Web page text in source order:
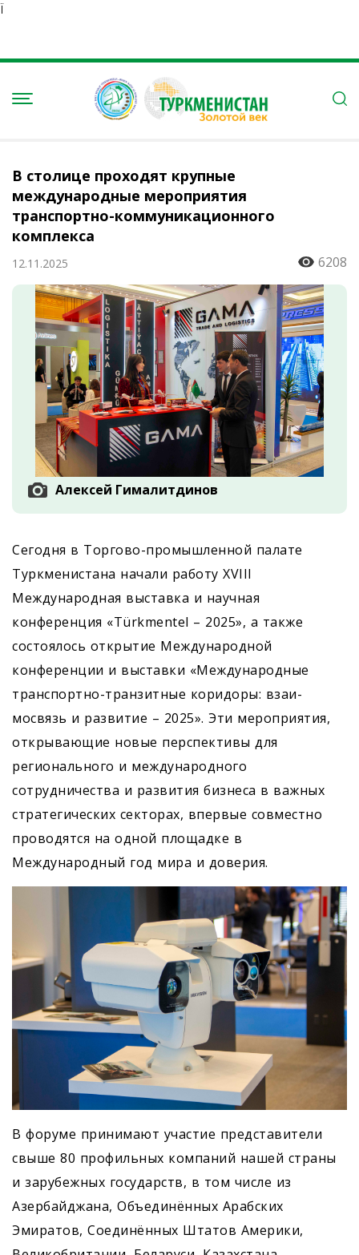
Ï
В столице проходят крупные
международные мероприятия
транспортно-коммуникационного
комплекса
12.11.2025 6208
Алексей Гималитдинов
Сегодня в Торгово-промышленной палате
Туркменистана начали работу XVIII
Международная выставка и научная
конференция «Türkmentel – 2025», а также
состоялось открытие Международной
конференции и выставки «Международные
транспортно-транзитные коридоры: взаи­
мосвязь и развитие – 2025». Эти мероприятия,
открывающие новые перспективы для
регионального и международного
сотрудничества и развития бизнеса в важных
стратегических секторах, впервые совместно
проводятся на одной площадке в
Международный год мира и доверия.
В форуме принимают участие представители
свыше 80 профильных компаний нашей страны
и зарубежных государств, в том числе из
Азербайджана, Объединённых Арабских
Эмиратов, Соединённых Штатов Америки,